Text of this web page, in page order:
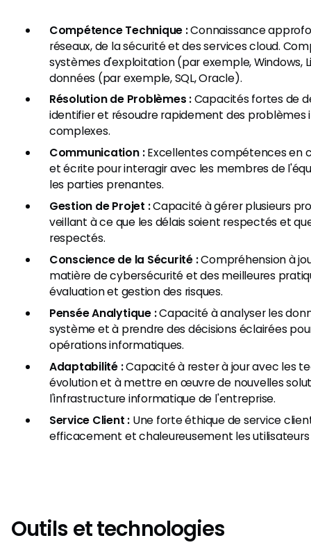
Compétence Technique :Connaissance
réseaux, de la sécurité et des services cloud.
systèmes d'exploitation (par exemple, Windows,
données (par exemple, SQL, Oracle).
Résolution de Problèmes :Capacités fortes de
identifier et résoudre rapidement des problèmes
complexes.
Communication :Excellentes compétences en
et écrite pour interagir avec les membres de
les parties prenantes.
Gestion de Projet :Capacité à gérer plusieurs
veillant à ce que les délais soient respectés et
respectés.
Conscience de la Sécurité :Compréhension à
matière de cybersécurité et des meilleures
évaluation et gestion des risques.
Pensée Analytique :Capacité à analyser les
système et à prendre des décisions éclairées
opérations informatiques.
Adaptabilité :Capacité à rester à jour avec les
évolution et à mettre en œuvre de nouvelles
l'infrastructure informatique de l'entreprise.
Service Client : Une forte éthique de service
efficacement et chaleureusement les utilisateurs
Outils et technologies